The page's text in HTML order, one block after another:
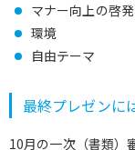
マナー向上の啓
環境
自由テーマ
最終プレゼンに
10月の一次（書類）